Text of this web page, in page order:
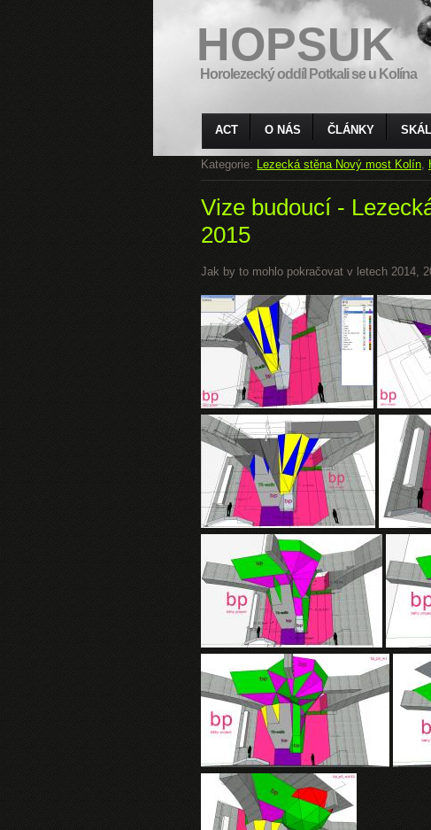
HOPSUK
Horolezecký oddíl Potkali se u Kolína
ACT O NÁS ČLÁNKY
Kategorie: Lezecká stěna Nový most Kolín,
Vize budoucí -
2015
Jak by to mohlo pokračovat v letech 2014,